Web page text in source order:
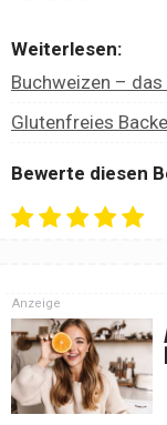
Weiterlesen:
Buchweizen –
Glutenfreies
Bewerte diesen
Anzeige